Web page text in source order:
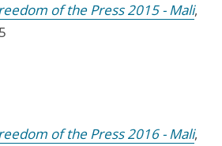
of the Press 2015 - Mali,
of the Press 2016 - Mali,